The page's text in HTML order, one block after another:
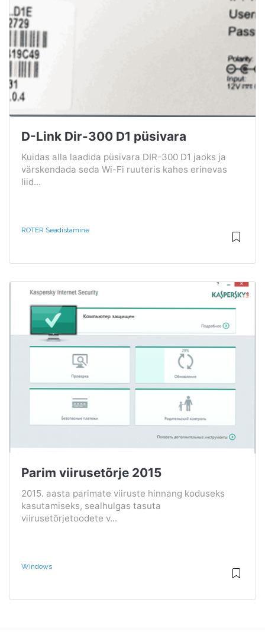
D-Link Dir-300 D1 püsivara
Kuidas alla laadida püsivara DIR-300 D1 jaoks ja
värskendada seda Wi-Fi ruuteris kahes erinevas
liid...
ROTER Seadistamine
Parim viirusetõrje 2015
2015. aasta parimate viiruste hinnang koduseks
kasutamiseks, sealhulgas tasuta
viirusetõrjetoodete v...
Windows